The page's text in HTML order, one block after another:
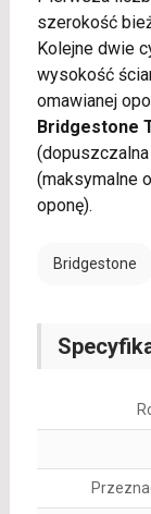
szerokość
Kolejne dwie
wysokość
omawianej
Bridgestone
(maksymalne
oponę).
Bridgestone